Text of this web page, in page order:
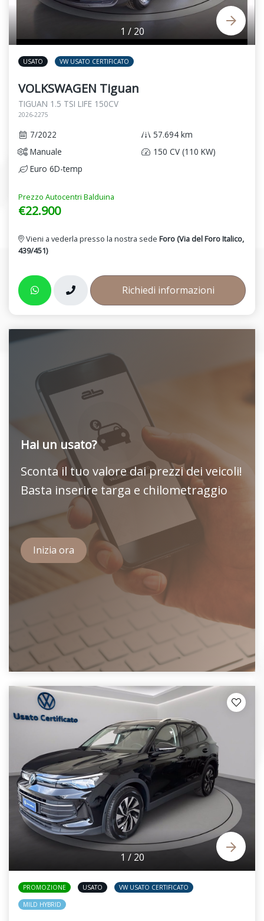
1 / 20
USATO VW USATO CERTIFICATO
VOLKSWAGEN Tiguan
TIGUAN 1.5 TSI LIFE 150CV
2026-2275
7/2022
57.694 km
Manuale
150 CV (110 KW)
Euro 6D-temp
Prezzo Autocentri Balduina
€22.900
Vieni a vederla presso la nostra sede Foro (Via del Foro Italico,
439/451)
Richiedi informazioni
Hai un usato?
Sconta il tuo valore dai prezzi dei veicoli!
Basta inserire targa e chilometraggio
Inizia ora
1 / 20
PROMOZIONE USATO VW USATO CERTIFICATO
MILD HYBRID